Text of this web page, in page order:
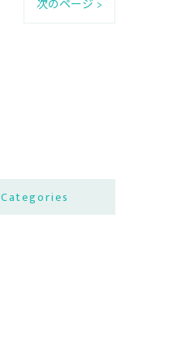
次のページ >
Categories